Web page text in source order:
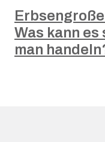
Was kann
man